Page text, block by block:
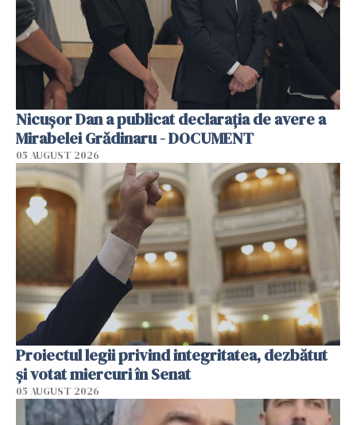
Nicușor Dan a publicat declarația de avere a
Mirabelei Grădinaru - DOCUMENT
05 AUGUST 2026
Proiectul legii privind integritatea, dezbătut
şi votat miercuri în Senat
05 AUGUST 2026